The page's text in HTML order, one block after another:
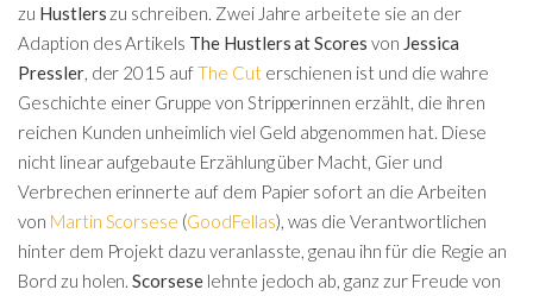
zu Hustlerszu schreiben. Zwei Jahre arbeitete sie an der
Adaption des Artikels The Hustlers at Scores von Jessica
Pressler, der 2015 aufThe Cuterschienen ist und die wahre
Geschichte einer Gruppe von Stripperinnen erzählt, die ihren
reichen Kunden unheimlich viel Geld abgenommen hat. Diese
nicht linear aufgebaute Erzählung über Macht, Gier und
Verbrechen erinnerte auf dem Papier sofort an die Arbeiten
von Martin Scorsese (GoodFellas), was die Verantwortlichen
hinter dem Projekt dazu veranlasste, genau ihn für die Regie an
Bord zu holen.Scorsese lehnte jedoch ab, ganz zur Freude von